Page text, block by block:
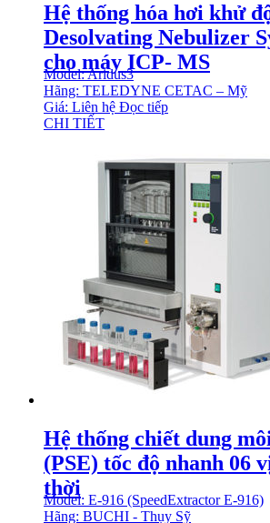
Hệ thống hóa hơi khử
Desolvating Nebulizer
cho máy ICP- MS
Model: Aridus3
Hãng: TELEDYNE CETAC – Mỹ
Giá: Liên hệ Đọc tiếp
CHI TIẾT
Hệ thống chiết dung
(PSE) tốc độ nhanh 06
thời
Model: E-916 (SpeedExtractor E-916)
Hãng: BUCHI - Thụy Sỹ